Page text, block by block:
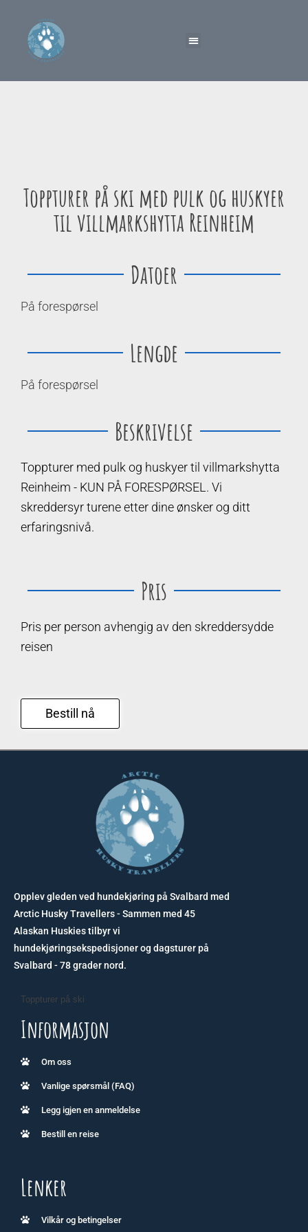
Toppturer på ski med pulk og huskyer
til villmarkshytta Reinheim
Datoer
På forespørsel
Lengde
På forespørsel
Beskrivelse
Toppturer med pulk og huskyer til villmarkshytta
Reinheim - KUN PÅ FORESPØRSEL. Vi
skreddersyr turene etter dine ønsker og ditt
erfaringsnivå.
Pris
Pris per person avhengig av den skreddersydde
reisen
Bestill nå
Opplev gleden ved hundekjøring på Svalbard med
Arctic Husky Travellers - Sammen med 45
Alaskan Huskies tilbyr vi
hundekjøringsekspedisjoner og dagsturer på
Svalbard - 78 grader nord.
Toppturer på ski
Informasjon
Om oss
Vanlige spørsmål (FAQ)
Legg igjen en anmeldelse
Bestill en reise
Lenker
Vilkår og betingelser